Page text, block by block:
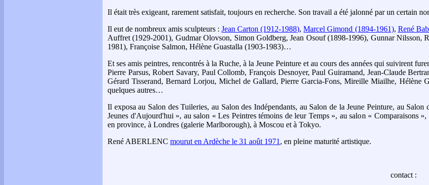
Il était très exigeant, rarement satisfait, toujours en recherche. Son travail a été jalonné par un certain
Il eut de nombreux amis sculpteurs :Jean Carton (1912-1988),Marcel Gimond (1894-1961), René
Auffret (1929-2001), Gudmar Olovson, Simon Goldberg, Jean Osouf (1898-1996), Gunnar
1981), Françoise Salmon, Hélène Guastalla (1903-1983)…
Et ses amis peintres, rencontrés à la Ruche, à la Jeune Peinture et au cours des années qui suivirent
Pierre Parsus, Robert Savary, Paul Collomb, François Desnoyer, Paul Guiramand, Jean-Claude
Gérard Tisserand, Bernard Lorjou, Michel de Gallard, Pierre Garcia-Fons, Mireille Miailhe, Hélène
quelques autres…
Il exposa au Salon des Tuileries, au Salon des Indépendants, au Salon de la Jeune Peinture, au
Jeunes d'Aujourd'hui », au salon « Les Peintres témoins de leur Temps », au salon « Comparaisons
en province, à Londres (galerie Marlborough), à Moscou et à Tokyo.
René ABERLENC mourut en Ardèche le 31 août 1971 , en pleine maturité artistique.
contact :